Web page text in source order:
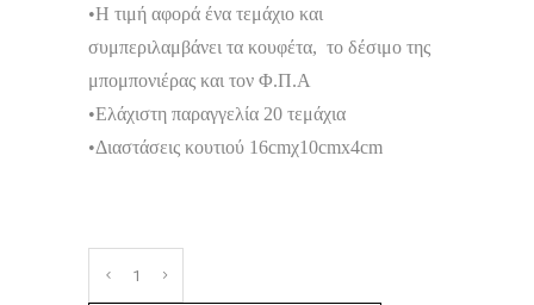
•Η τιμή αφορά ένα τεμάχιο και
συμπεριλαμβάνει τα κουφέτα, το δέσιμο της
μπομπονιέρας και τον Φ.Π.Α
•Ελάχιστη παραγγελία 20 τεμάχια
•Διαστάσεις κουτιού 16cmχ10cmx4cm